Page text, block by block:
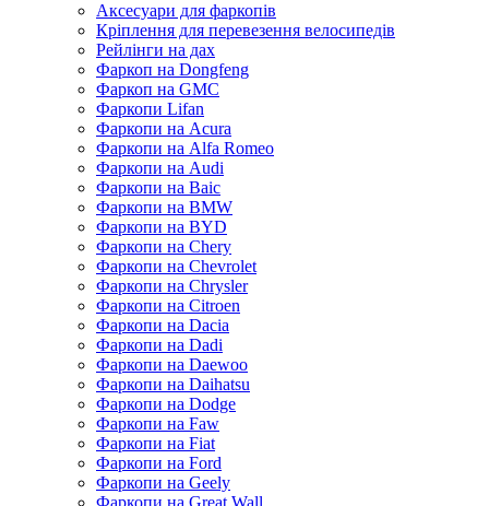
Аксесуари для фаркопів
Кріплення для перевезення велосипедів
Рейлінги на дах
Фаркоп на Dongfeng
Фаркоп на GMC
Фаркопи Lifan
Фаркопи на Acura
Фаркопи на Alfa Romeo
Фаркопи на Audi
Фаркопи на Baic
Фаркопи на BMW
Фаркопи на BYD
Фаркопи на Chery
Фаркопи на Chevrolet
Фаркопи на Chrysler
Фаркопи на Citroen
Фаркопи на Dacia
Фаркопи на Dadi
Фаркопи на Daewoo
Фаркопи на Daihatsu
Фаркопи на Dodge
Фаркопи на Faw
Фаркопи на Fiat
Фаркопи на Ford
Фаркопи на Geely
Фаркопи на Great Wall